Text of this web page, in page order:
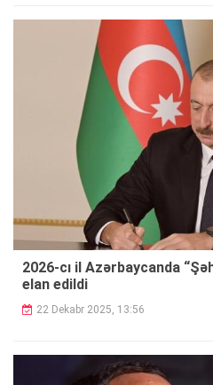
2026-cı il Azərbaycanda
elan edildi
22 Dekabr 2025, 13:56